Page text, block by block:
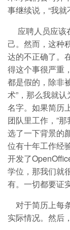
事继续说，“我
应聘人员应该
己。然而，这种
达的不正确了。
得这个事很严重
都是假的，除非
术”，那么我就
名字。如果简历
团队里工作，”
选了一下背景的
位有十年工作经
开发了
学位，那我们就
有。一切都要证实
对于简历上每
实际情况。然后